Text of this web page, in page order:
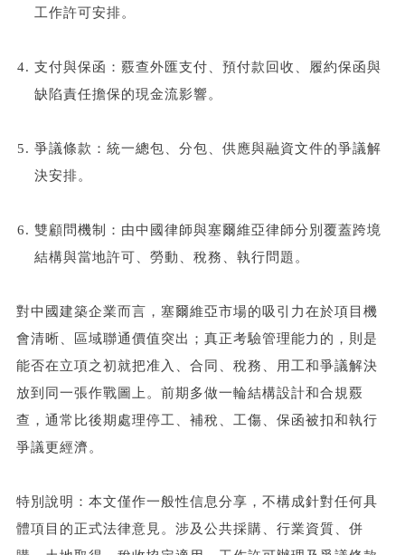
工作許可安排。
支付與保函：覈查外匯支付、預付款回收、履約保函與
缺陷責任擔保的現金流影響。
爭議條款：統一總包、分包、供應與融資文件的爭議解
決安排。
雙顧問機制：由中國律師與塞爾維亞律師分別覆蓋跨境
結構與當地許可、勞動、稅務、執行問題。
對中國建築企業而言，塞爾維亞市場的吸引力在於項目機
會清晰、區域聯通價值突出；真正考驗管理能力的，則是
能否在立項之初就把准入、合同、稅務、用工和爭議解決
放到同一張作戰圖上。前期多做一輪結構設計和合規覈
查，通常比後期處理停工、補稅、工傷、保函被扣和執行
爭議更經濟。
特別說明：本文僅作一般性信息分享，不構成針對任何具
體項目的正式法律意見。涉及公共採購、行業資質、併